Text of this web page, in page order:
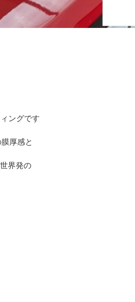
ングです
厚感と
界発の